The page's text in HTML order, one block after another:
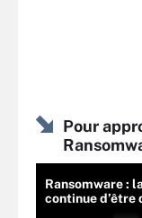
Pour
Ransomware :
continue d’être